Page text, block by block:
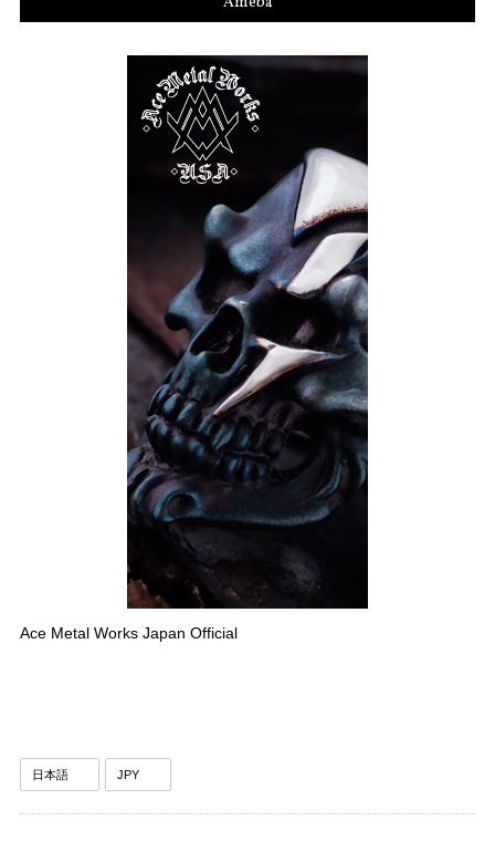
Ace Metal Works Japan Official